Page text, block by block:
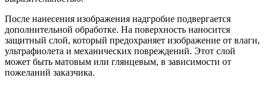
После нанесения изображения надгробие подвергается
дополнительной обработке. На поверхность наносится
защитный слой, который предохраняет изображение от влаги,
ультрафиолета и механических повреждений. Этот слой
может быть матовым или глянцевым, в зависимости от
пожеланий заказчика.